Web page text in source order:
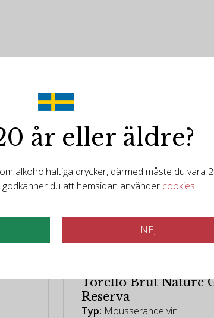
Det finns mer att upptäcka
produkter
Torelló Brut Nature
Reserva
Typ: Mousserande vin
år eller äldre?
alkoholhaltiga drycker, därmed måste du vara
du att hemsidan använder cookies.
NEJ